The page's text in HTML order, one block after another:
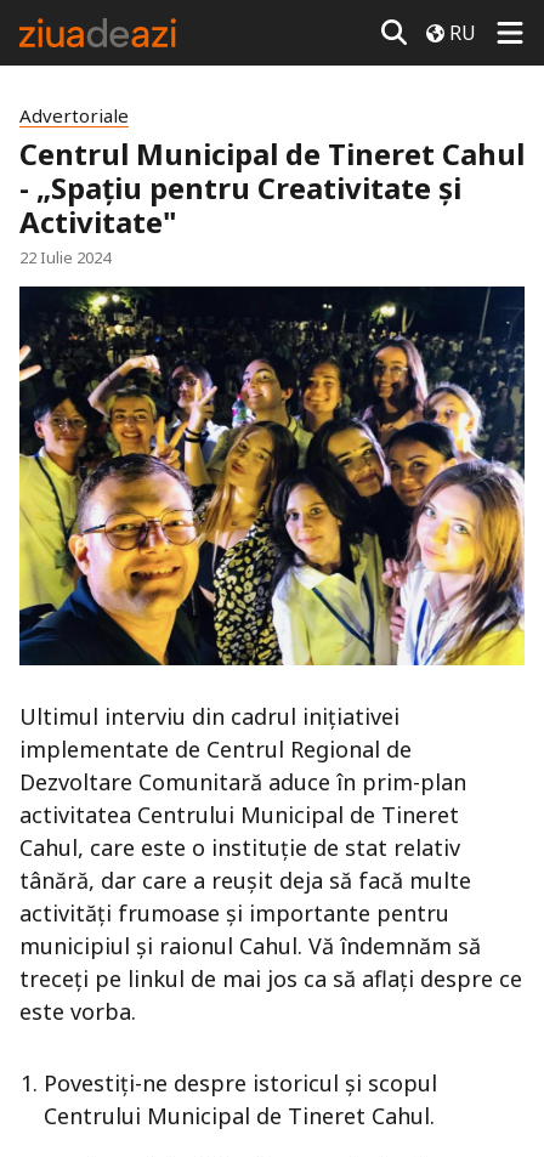
RU
Advertoriale
Centrul Municipal de Tineret Cahul
- „Spațiu pentru Creativitate și
Activitate"
22 Iulie 2024
Ultimul interviu din cadrul inițiativei
implementate de Centrul Regional de
Dezvoltare Comunitară aduce în prim-plan
activitatea Centrului Municipal de Tineret
Cahul, care este o instituție de stat relativ
tânără, dar care a reușit deja să facă multe
activități frumoase și importante pentru
municipiul și raionul Cahul. Vă îndemnăm să
treceți pe linkul de mai jos ca să aflați despre ce
este vorba.
Povestiți-ne despre istoricul și scopul
Centrului Municipal de Tineret Cahul.